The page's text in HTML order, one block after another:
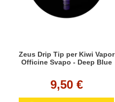
Zeus Drip Tip per Kiwi Vapor
Officine Svapo - Deep Blue
9,50 €